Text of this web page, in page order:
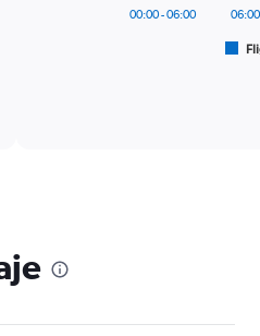
displaying
00:00 - 06:00